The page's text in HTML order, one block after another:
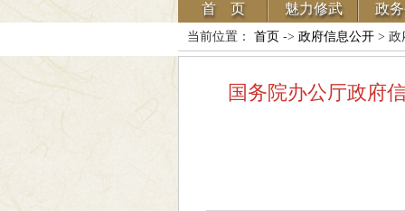
首 页 魅力修武 政
当前位置： 首页 -> 政府信息公开> 政
国务院办公厅政府